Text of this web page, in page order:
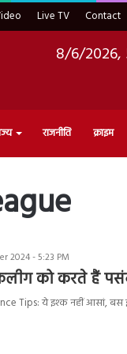
Live TV Contact
8/6/2026,
राजनीति क्राइम
2024 - 5:23 PM
को करते हैं
Tips: ये इश्क नहीं आसां,